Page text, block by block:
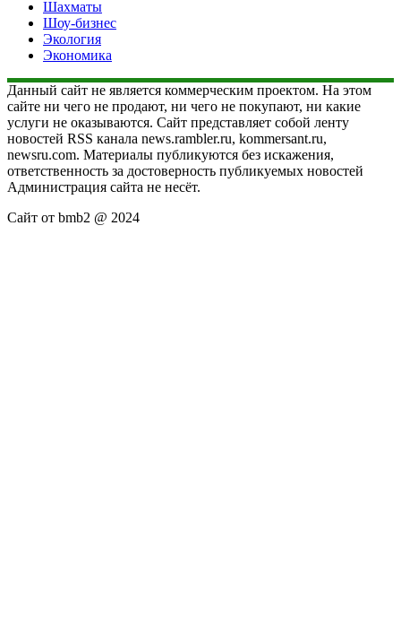
Шахматы
Шоу-бизнес
Экология
Экономика
Данный сайт не является коммерческим проектом. На этом
сайте ни чего не продают, ни чего не покупают, ни какие
услуги не оказываются. Сайт представляет собой ленту
новостей RSS канала news.rambler.ru, kommersant.ru,
newsru.com. Материалы публикуются без искажения,
ответственность за достоверность публикуемых новостей
Администрация сайта не несёт.
Сайт от bmb2 @ 2024